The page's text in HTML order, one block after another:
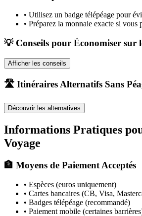
• Utilisez un badge télépéage pour
• Préparez la monnaie exacte si vous
💡 Conseils pour Économiser sur
Afficher les conseils
🛣️ Itinéraires Alternatifs Sans
Découvrir les alternatives
Informations Pratiques
Voyage
🏦 Moyens de Paiement Acceptés
• Espèces (euros uniquement)
• Cartes bancaires (CB, Visa,
• Badges télépéage (recommandé)
• Paiement mobile (certaines